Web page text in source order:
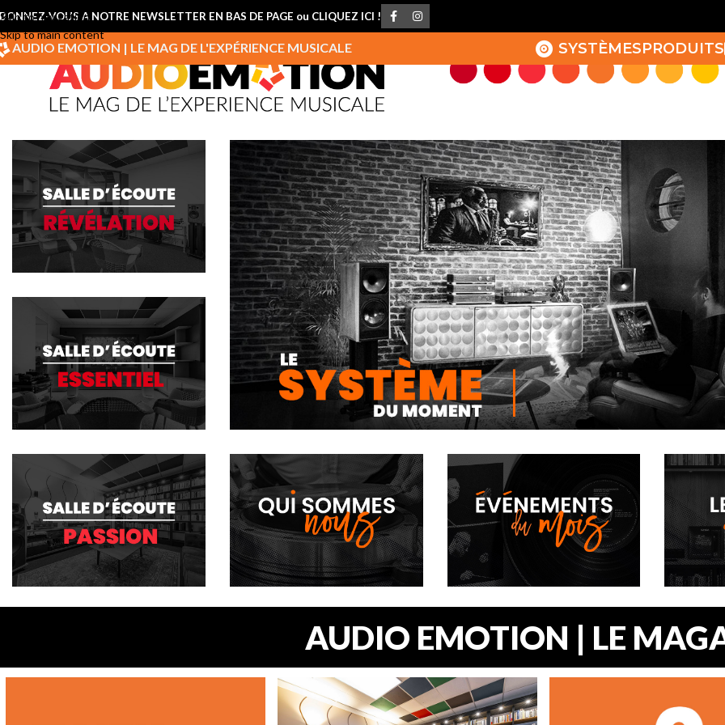
Skip to navigation
Skip to main content
VOUS A NOTRE NEWSLETTER EN BAS DE PAGE ou CLIQUEZ ICI !
AUDIO EMOTION | LE MAG DE L'EXPÉRIENCE MUSICALE SYSTÈMESPRODUITS
PLONGEZ AU CŒUR DE L’EXPÉRIENCE MUSICALE.
LA SECTION IMMERSIVE OÙ ENVIRONNEMENT ET
SYSTÈME D’ÉCOUTE SONT EN ADÉQUATION.
AUDIO EMOTION | LE